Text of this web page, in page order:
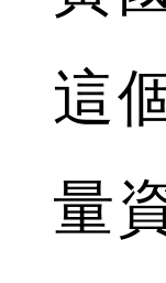
這
量